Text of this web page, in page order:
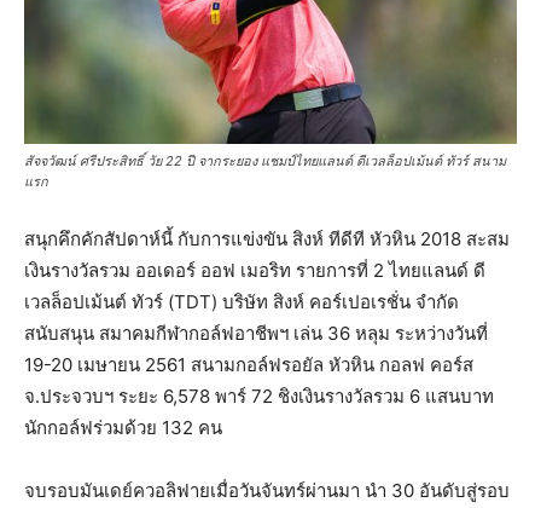
สัจจวัฒน์ ศรีประสิทธิ์ วัย 22 ปี จากระยอง แชมป์ไทยแลนด์ ดีเวลล็อปเม้นต์ ทัวร์ สนาม
แรก
สนุกคึกคักสัปดาห์นี้ กับการแข่งขัน สิงห์ ทีดีที หัวหิน 2018 สะสม
เงินรางวัลรวม ออเดอร์ ออฟ เมอริท รายการที่ 2 ไทยแลนด์ ดี
เวลล็อปเม้นต์ ทัวร์ (TDT) บริษัท สิงห์ คอร์เปอเรชั่น จำกัด
สนับสนุน สมาคมกีฬากอล์ฟอาชีพฯ เล่น 36 หลุม ระหว่างวันที่
19-20 เมษายน 2561 สนามกอล์ฟรอยัล หัวหิน กอลฟ คอร์ส
จ.ประจวบฯ ระยะ 6,578 พาร์ 72 ชิงเงินรางวัลรวม 6 แสนบาท
นักกอล์ฟร่วมด้วย 132 คน
จบรอบมันเดย์ควอลิฟายเมื่อวันจันทร์ผ่านมา นำ 30 อันดับสู่รอบ